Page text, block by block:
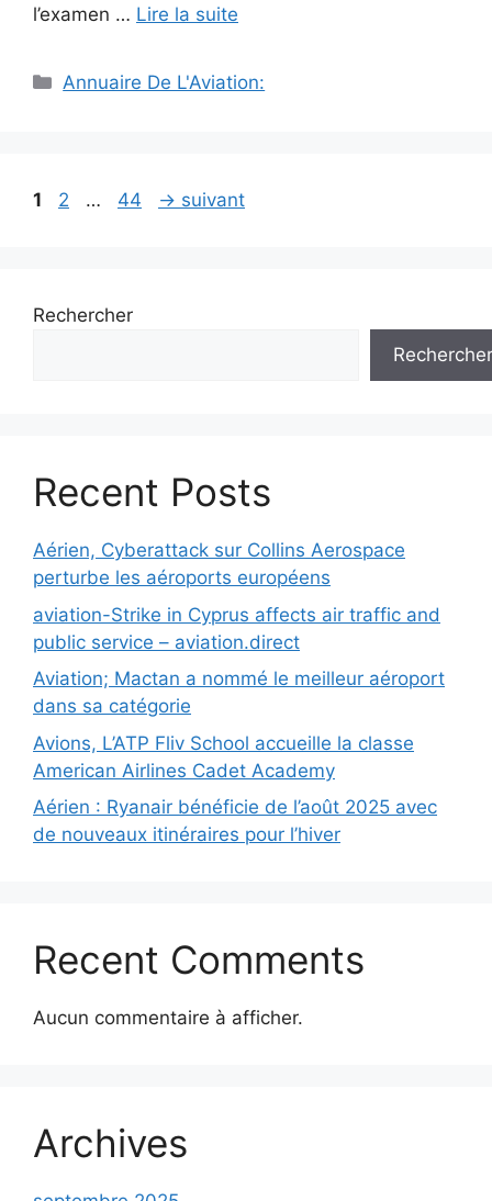
l’examen … Lire la suite
Catégories
Annuaire De L'Aviation:
Navigation
Page
1 Page
2 … Page
44 → suivant
Rechercher
Rechercher
Recent Posts
Aérien, Cyberattack sur Collins Aerospace
perturbe les aéroports européens
aviation-Strike in Cyprus affects air traffic and
public service – aviation.direct
Aviation; Mactan a nommé le meilleur aéroport
dans sa catégorie
Avions, L’ATP Fliv School accueille la classe
American Airlines Cadet Academy
Aérien : Ryanair bénéficie de l’août 2025 avec
de nouveaux itinéraires pour l’hiver
Recent Comments
Aucun commentaire à afficher.
Archives